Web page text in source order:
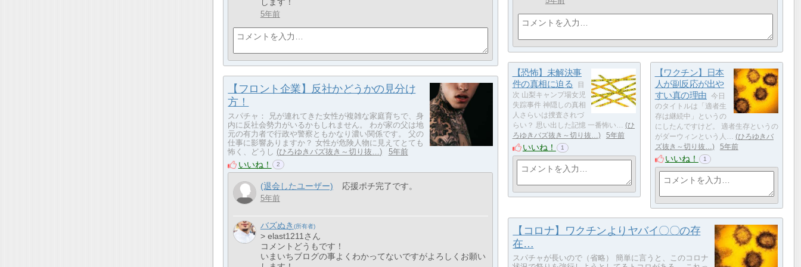
します！
5年前
【恐怖】未解決事
件の真相に迫る
目
次 山梨キャンプ場女児
失踪事件 神隠しの真相
人さらいは捜査されづ
らい？ 思い出した記憶 一番怖い…
ひ
ろゆきバズ抜き～切り抜…
5年前
いいね！ 1
【フロント企業】反社かどうかの見分け
方！
スパチャ： 兄が連れてきた女性が複雑な家庭育ちで、身
内に反社会勢力がいるかもしれません。 わが家の父は地
元の有力者で行政や警察ともかなり濃い関係です。 父の
仕事に影響ありますか？ 女性が危険人物に見えてとても
怖く、どうし
ひろゆきバズ抜き～切り抜… 5年前
いいね！ 2
(退会したユーザー) 応援ポチ完了です。
5年前
バズぬき
> elast1211さん
コメントどうもです！
いまいちブログの事よくわかってないですがよろしくお願い
【ワクチン】日本
人が副反応が出や
すい真の理由
今日
のタイトルは「適者生
存は継続中」というの
にしたんですけど。 適者生存というの
がダーウィンという人…
ひろゆきバ
ズ抜き～切り抜…
5年前
いいね！ 1
【コロナ】ワクチンよりヤバイ〇〇の存
在…
スパチャが長いので（省略） 簡単に言うと、このコロナ